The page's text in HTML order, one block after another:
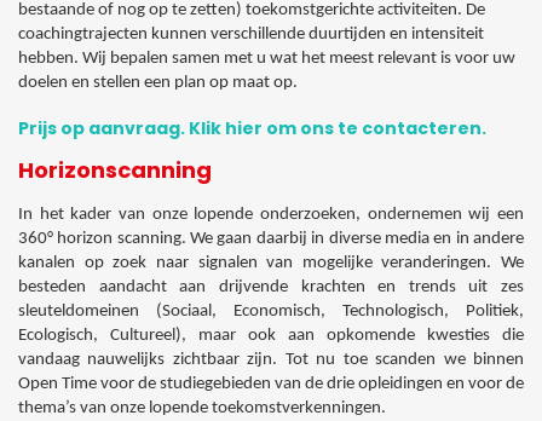
bestaande of nog op te zetten) toekomstgerichte activiteiten. De
coachingtrajecten kunnen verschillende duurtijden en intensiteit
hebben. Wij bepalen samen met u wat het meest relevant is voor uw
doelen en stellen een plan op maat op.
Prijs op aanvraag. Klik hier om ons te contacteren.
Horizonscanning
In het kader van onze lopende onderzoeken, ondernemen wij een
360° horizon scanning. We gaan daarbij in diverse media en in andere
kanalen op zoek naar signalen van mogelijke veranderingen. We
besteden aandacht aan drijvende krachten en trends uit zes
sleuteldomeinen (Sociaal, Economisch, Technologisch, Politiek,
Ecologisch, Cultureel), maar ook aan opkomende kwesties die
vandaag nauwelijks zichtbaar zijn. Tot nu toe scanden we binnen
Open Time voor de studiegebieden van de drie opleidingen en voor de
thema’s van onze lopende toekomstverkenningen.